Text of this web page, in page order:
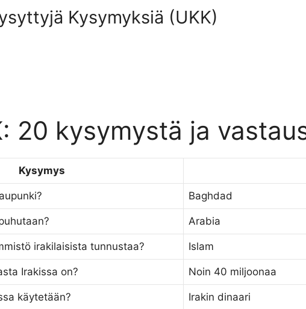
Kysymyksiä (UKK)
20 kysymystä ja
Kysymys
Baghdad
Arabia
irakilaisista tunnustaa? Islam
Irakissa on? Noin 40 miljoonaa
käytetään? Irakin dinaari